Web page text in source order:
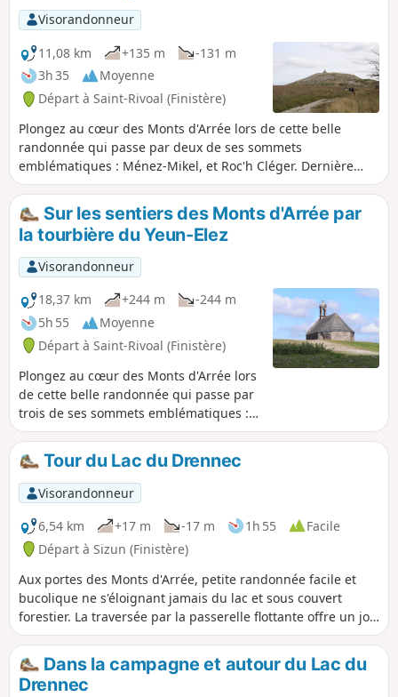
Visorandonneur
11,08 km
+135 m
-131 m
3h 35
Moyenne
Départ à Saint-Rivoal (Finistère)
Plongez au cœur des Monts d'Arrée lors de cette belle
randonnée qui passe par deux de ses sommets
emblématiques : Ménez-Mikel, et Roc'h Cléger. Dernière
rencontre : un étrange alignement mégalithique perdu
dans la lande "An Eured Veign" (La Noce de Pierres).
Sur les sentiers des Monts d'Arrée par
la tourbière du Yeun-Elez
Visorandonneur
18,37 km
+244 m
-244 m
5h 55
Moyenne
Départ à Saint-Rivoal (Finistère)
Plongez au cœur des Monts d'Arrée lors
de cette belle randonnée qui passe par
trois de ses sommets emblématiques :
Ménez-Mikel, Tuchenn Kador et Roc'h
Cléger. Le circuit permet aussi de
découvrir deux villages pittoresques et
de traverser une zone de tourbières : le
" Yeun Elez ". C'est là que la tradition
bretonne situait la porte de l'enfer.
Dernière rencontre : un étrange
alignement mégalithique perdu dans la
lande "An Eured Veign" (La Noce de
Pierres). Attention : voir infos pratiques
Tour du Lac du Drennec
Visorandonneur
6,54 km
+17 m -17 m 1h 55
Facile
Départ à Sizun (Finistère)
Aux portes des Monts d'Arrée, petite randonnée facile et
bucolique ne s'éloignant jamais du lac et sous couvert
forestier. La traversée par la passerelle flottante offre un joli
plus à cette balade.
Dans la campagne et autour du Lac du
Drennec